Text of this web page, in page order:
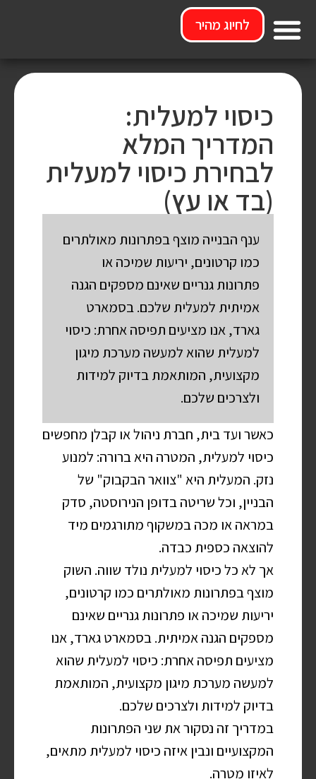
לחיוג מהיר
כיסוי למעלית:
המדריך המלא
לבחירת כיסוי למעלית
(בד או עץ)
ענף הבנייה מוצף בפתרונות מאולתרים
כמו קרטונים, יריעות שמיכה או
פתרונות גנריים שאינם מספקים הגנה
אמיתית למעלית שלכם. בסמארט
גארד, אנו מציעים תפיסה אחרת: כיסוי
למעלית שהוא למעשה מערכת מיגון
מקצועית, המותאמת בדיוק למידות
ולצרכים שלכם.
כאשר ועד בית, חברת ניהול או קבלן מחפשים
כיסוי למעלית, המטרה היא ברורה: למנוע
נזק. המעלית היא "צוואר הבקבוק" של
הבניין, וכל שריטה בדופן הנירוסטה, סדק
במראה או מכה במשקוף מתורגמים מיד
להוצאה כספית כבדה.
אך לא כל כיסוי למעלית נולד שווה. השוק
מוצף בפתרונות מאולתרים כמו קרטונים,
יריעות שמיכה או פתרונות גנריים שאינם
מספקים הגנה אמיתית. בסמארט גארד, אנו
מציעים תפיסה אחרת: כיסוי למעלית שהוא
למעשה מערכת מיגון מקצועית, המותאמת
בדיוק למידות ולצרכים שלכם.
במדריך זה נסקור את שני הפתרונות
המקצועיים ונבין איזה כיסוי למעלית מתאים,
לאיזו מטרה.